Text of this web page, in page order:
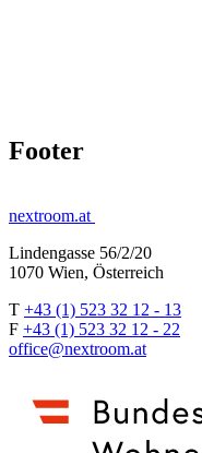
Footer
nextroom.at
Lindengasse 56/2/20
1070 Wien, Österreich
T +43 (1) 523 32 12 - 13
F +43 (1) 523 32 12 - 22
office@nextroom.at